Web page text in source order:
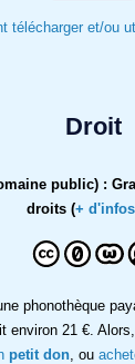
télécharger et/ou
Droit
public) :
droits (+
phonothèque
environ 21 €.
petit don, ou